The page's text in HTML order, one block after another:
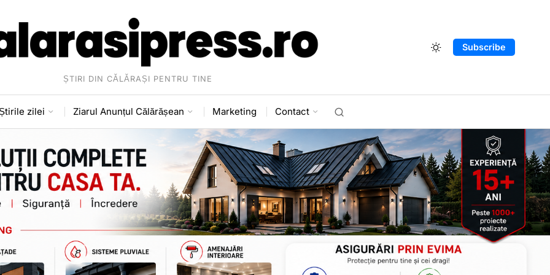
ȘTIRI DIN CĂLĂRAȘI PENTRU TINE
Subscribe
zilei Ziarul Anunțul Călărășean Marketing Contact